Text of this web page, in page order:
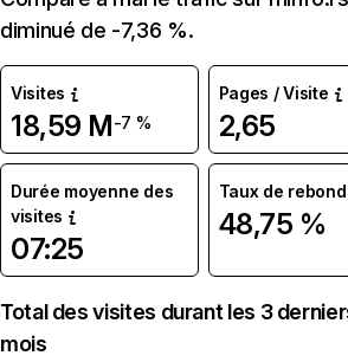
diminué de -7,36 %.
Visites
18,59 M-7 %
Pages / Visite
2,65
Durée moyenne des
visites
07:25
Taux de rebond
48,75 %
Total des visites durant les 3
mois